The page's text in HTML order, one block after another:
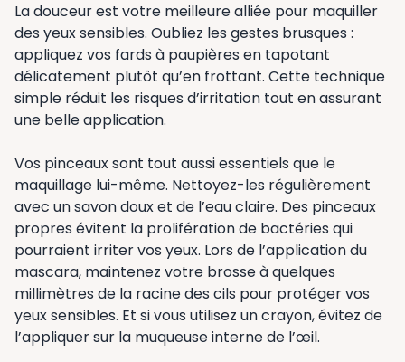
La douceur est votre meilleure alliée pour maquiller
des yeux sensibles. Oubliez les gestes brusques :
appliquez vos fards à paupières en tapotant
délicatement plutôt qu’en frottant. Cette technique
simple réduit les risques d’irritation tout en assurant
une belle application.
Vos pinceaux sont tout aussi essentiels que le
maquillage lui-même. Nettoyez-les régulièrement
avec un savon doux et de l’eau claire. Des pinceaux
propres évitent la prolifération de bactéries qui
pourraient irriter vos yeux. Lors de l’application du
mascara, maintenez votre brosse à quelques
millimètres de la racine des cils pour protéger vos
yeux sensibles. Et si vous utilisez un crayon, évitez de
l’appliquer sur la muqueuse interne de l’œil.